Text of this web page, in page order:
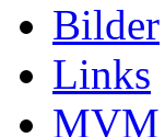
Bilder
Links
MVM